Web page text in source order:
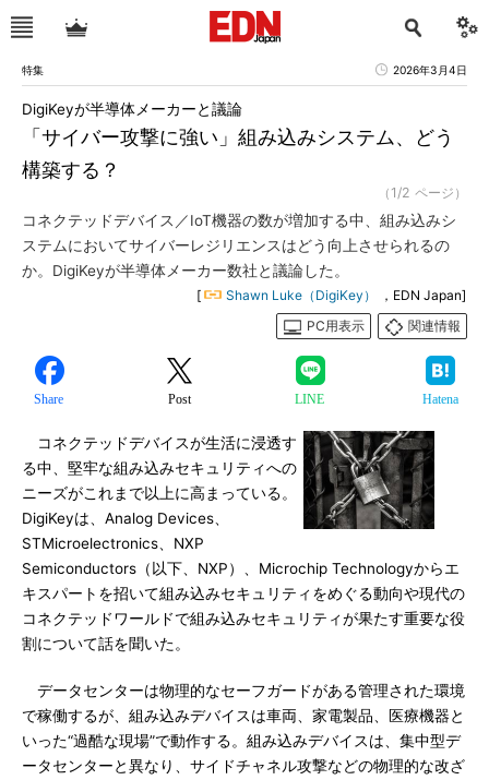
特集 2026年3月4日
「サイバー攻撃に強い」組み込みシステム、どう
構築する？
DigiKeyが半導体メーカーと議論
（1/2 ページ）
コネクテッドデバイス／IoT機器の数が増加する中、組み込みシ
ステムにおいてサイバーレジリエンスはどう向上させられるの
か。DigiKeyが半導体メーカー数社と議論した。
[ Shawn Luke（DigiKey）
，EDN Japan]
PC用表示
関連情報
Share Post LINE Hatena
コネクテッドデバイスが生活に浸透す
る中、堅牢な組み込みセキュリティへの
ニーズがこれまで以上に高まっている。
DigiKeyは、Analog Devices、
STMicroelectronics、NXP
Semiconductors（以下、NXP）、Microchip Technologyからエ
キスパートを招いて組み込みセキュリティをめぐる動向や現代の
コネクテッドワールドで組み込みセキュリティが果たす重要な役
割について話を聞いた。
データセンターは物理的なセーフガードがある管理された環境
で稼働するが、組み込みデバイスは車両、家電製品、医療機器と
いった“過酷な現場”で動作する。組み込みデバイスは、集中型デ
ータセンターと異なり、サイドチャネル攻撃などの物理的な改ざ